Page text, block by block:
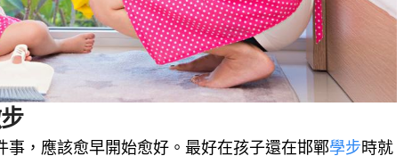
事，應該愈早開始愈好。最好在孩子還在邯鄲學步時就